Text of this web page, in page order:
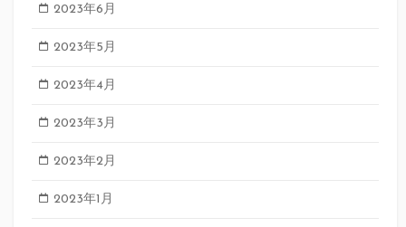
2023年6月
2023年5月
2023年4月
2023年3月
2023年2月
2023年1月